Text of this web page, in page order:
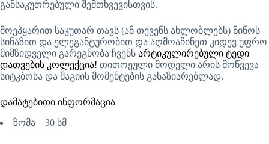
განსაკუთრებული შემთხვევისთვის.
მოეპყარით საკუთარ თავს (ან თქვენს ახლობლებს) ნინოს
სინაზით და ელეგანტურობით და აღმოაჩინეთ კიდევ უფრო
მიმზიდველი გარეგნობა ჩვენს არტიკულირებული ტედი
დათვების კოლექცია! თითოეული მოდელი არის მოწვევა
სიტკბოსა და მაგიის მომენტების გასაზიარებლად.
დამატებითი ინფორმაცია
ზომა – 30 სმ